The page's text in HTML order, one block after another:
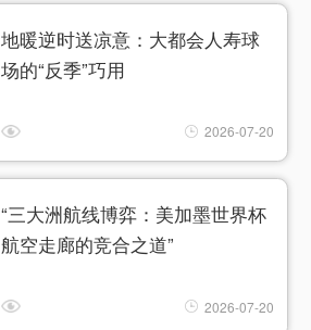
地暖逆时送凉意：大都会人寿球
场的“反季”巧用
2026-07-20
“三大洲航线博弈：美加墨世界杯
航空走廊的竞合之道”
2026-07-20